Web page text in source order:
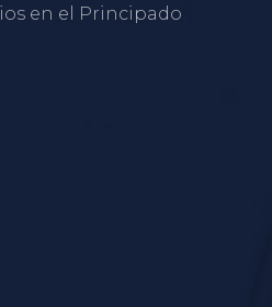
en el Principado